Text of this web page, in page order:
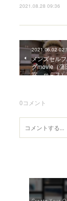
2021.08.28 09:36
2021.06.02
メンズセル
グmovie（
室 ｍ－２）
0コメント